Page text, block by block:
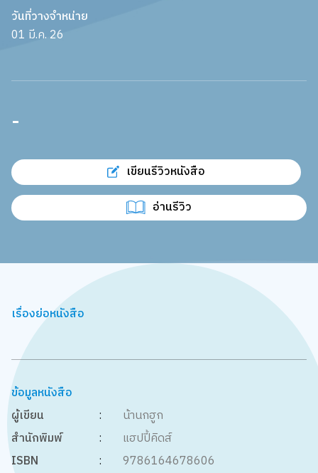
วันที่วางจำหน่าย
01 มี.ค. 26
-
เขียนรีวิวหนังสือ
อ่านรีวิว
เรื่องย่อหนังสือ
ข้อมูลหนังสือ
ผู้เขียน
:
น้านกฮูก
สำนักพิมพ์
:
แฮปปี้คิดส์
ISBN
:
9786164678606